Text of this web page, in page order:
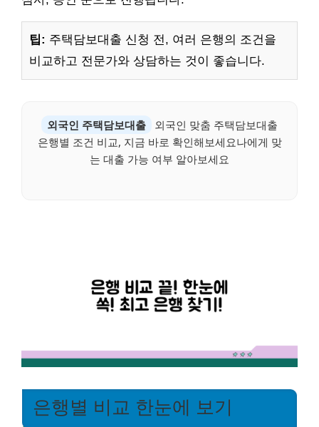
팁: 주택담보대출 신청 전, 여러 은행의 조건을
비교하고 전문가와 상담하는 것이 좋습니다.
외국인 주택담보대출
외국인 맞춤 주택담보대출
은행별 조건 비교, 지금 바로 확인해보세요나에게 맞
는 대출 가능 여부 알아보세요
은행별 비교 한눈에 보기